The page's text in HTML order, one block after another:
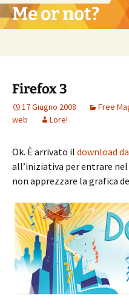
Vai
al Me or not?
Firefox 3
17 Giugno 2008 Free
web
Lore!
Ok. È arrivato il download
all’iniziativa per entrare
non apprezzare la grafica